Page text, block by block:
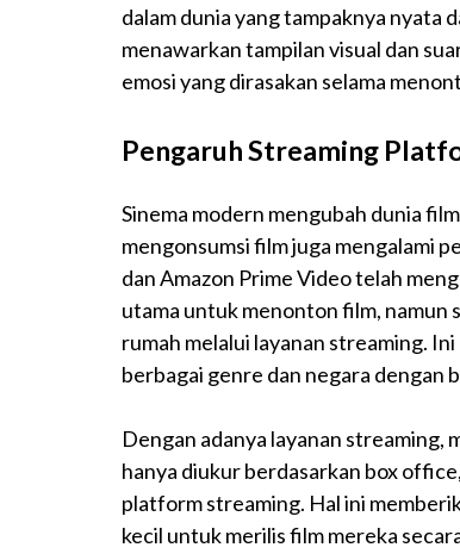
dalam dunia yang tampaknya nyata
menawarkan tampilan visual dan
emosi yang dirasakan selama
Pengaruh Streaming
Sinema modern mengubah dunia
mengonsumsi film juga mengalami
dan Amazon Prime Video telah
utama untuk menonton film, namun
rumah melalui layanan streaming.
berbagai genre dan negara dengan
Dengan adanya layanan streaming,
hanya diukur berdasarkan box
platform streaming. Hal ini
kecil untuk merilis film mereka